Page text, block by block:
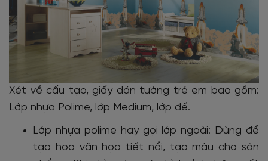
Xét về cấu tạo, giấy dán tường trẻ em bao gồm:
Lớp nhựa Polime, lớp Medium, lớp đế.
Lớp nhựa polime hay gọi lớp ngoài: Dùng để
tạo hoa văn họa tiết nổi, tạo màu cho sản